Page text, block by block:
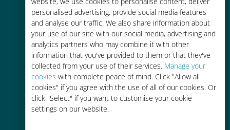
personalised advertising, provide social media features
and analyse our traffic. We also share information about
your use of our site with our social media, advertising and
analytics partners who may combine it with other
information that you've provided to them or that they've
collected from your use of their services. Manage your
cookies with complete peace of mind. Click "Allow all
cookies" if you agree with the use of all of our cookies. Or
click "Select" if you want to customise your cookie
settings on our website.
operatore attuale
Ricarica facile
Ovunque tramite l'app Ubigi, anche
senza Wi-Fi o dati residui